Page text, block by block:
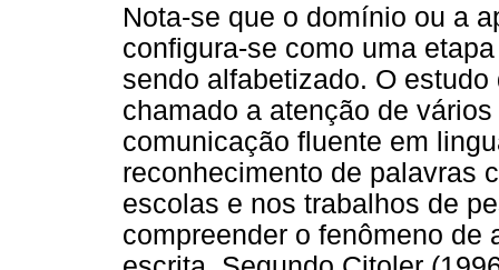
Nota-se que o domínio ou a
configura-se como uma
sendo alfabetizado. O
chamado a atenção de
comunicação fluente em
reconhecimento de palavras
escolas e nos trabalhos de
compreender o fenômeno de